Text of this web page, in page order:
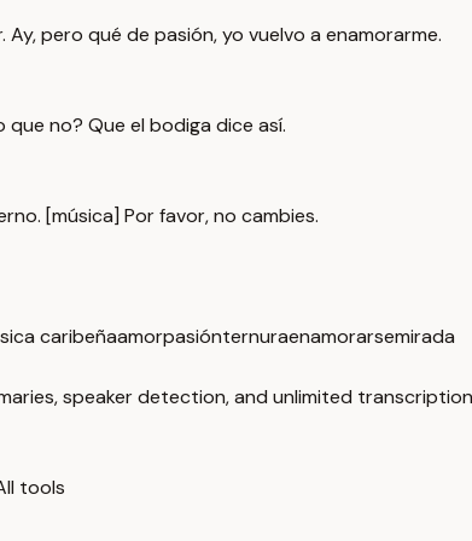
pero qué de pasión, yo vuelvo a enamorarme.
no? Que el bodiga dice así.
[música] Por favor, no cambies.
caribeñaamorpasiónternuraenamorarsemirada
speaker detection, and unlimited
tools